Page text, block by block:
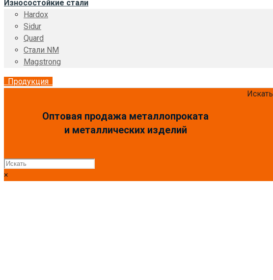
Износостойкие стали
Hardox
Sidur
Quard
Стали NM
Magstrong
Продукция
Оптовая продажа металлопроката
и металлических изделий
Искать
×